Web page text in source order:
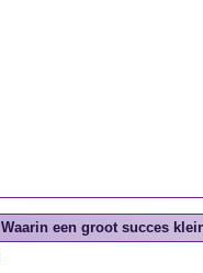
Waarin een groot succes